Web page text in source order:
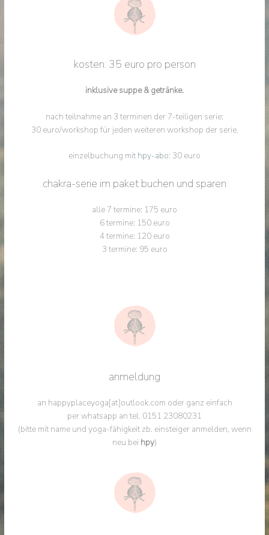
kosten: 35 euro pro person
inklusive suppe & getränke.
nach teilnahme an 3 terminen der 7-teiligen serie:
30 euro/workshop für jeden weiteren workshop der serie.
einzelbuchung mit hpy-abo: 30 euro
chakra-serie im paket buchen und sparen
alle 7 termine: 175 euro
6 termine: 150 euro
4 termine: 120 euro
3 termine: 95 euro
anmeldung
an happyplaceyoga[at]outlook.com oder ganz einfach
per whatsapp an tel. 0151 23080231
(bitte mit name und yoga-fähigkeit zb. einsteiger anmelden, wenn
neu bei hpy)